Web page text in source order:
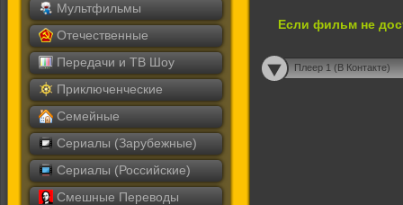
Мультфильмы
Отечественные
Передачи и ТВ Шоу
Приключенческие
Семейные
Сериалы (Зарубежные)
Сериалы (Российские)
Смешные Переводы
Если фильм не
Плеер 1 (В Контакте)